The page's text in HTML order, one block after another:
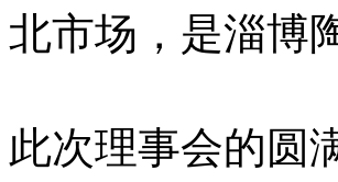
北市场，是淄博
此次理事会的圆